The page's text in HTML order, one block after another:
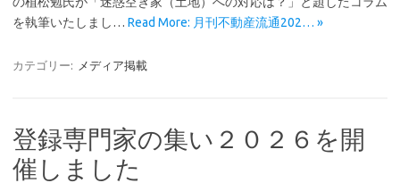
を執筆いたしまし… Read More: 月刊不動産流通202… »
カテゴリー: メディア掲載
登録専門家の集い２０２６を開
催しました